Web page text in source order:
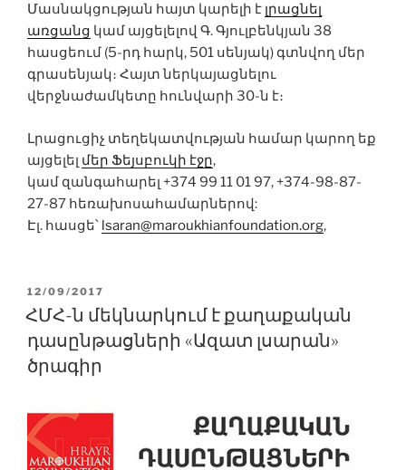
Մասնակցության հայտ կարելի է լրացնել
առցանց կամ այցելելով Գ. Գյուլբենկյան 38
հասցեում (5-րդ հարկ, 501 սենյակ) գտնվող մեր
գրասենյակ։ Հայտ ներկայացնելու
վերջնաժամկետը հունվարի 30-ն է։
Լրացուցիչ տեղեկատվության համար կարող եք
այցելել մեր Ֆեյսբուկի էջը,
կամ զանգահարել +374 99 11 01 97, +374-98-87-
27-87 հեռախոսահամարներով:
Էլ. հասցե՝ lsaran@maroukhianfoundation.org,
POSTED
ON
12/09/2017
ՀՄՀ-ն մեկնարկում է քաղաքական
դասընթացների «Ազատ լսարան»
ծրագիր